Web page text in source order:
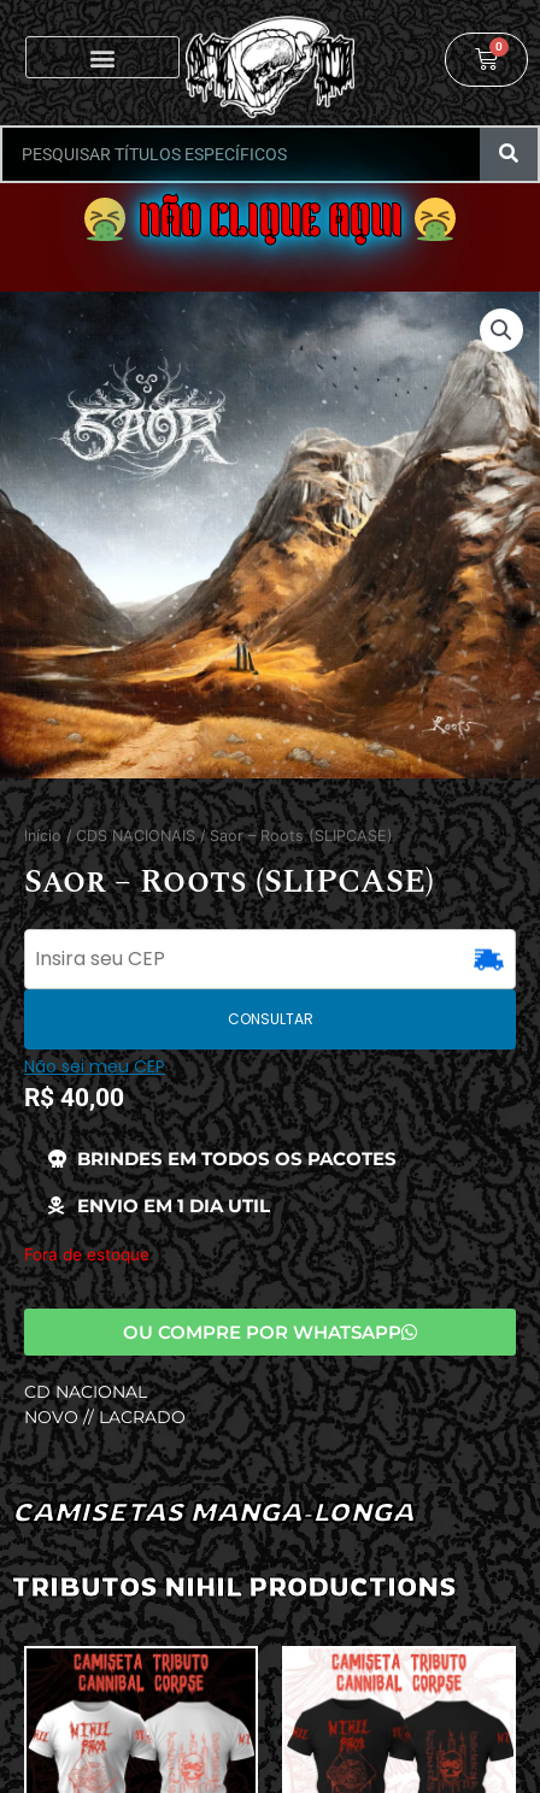
0
NÃO CLIQUE AQUI
Início /CDS NACIONAIS/ Saor – Roots (SLIPCASE)
Saor – Roots (SLIPCASE)
CONSULTAR
Não sei meu CEP
R$40,00
BRINDES EM TODOS OS PACOTES
ENVIO EM 1 DIA UTIL
Fora de estoque
OU COMPRE POR WHATSAPP
CD NACIONAL
NOVO // LACRADO
CAMISETAS MANGA-LONGA
TRIBUTOS NIHIL PRODUCTIONS